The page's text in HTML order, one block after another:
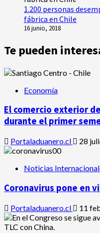
1.200 personas
fábrica en Chile
16 junio, 2018
Te pueden
Economía
El comercio exterior
durante el primer
Portaladuanero.cl 28
Noticias
Coronavirus pone en
Portaladuanero.cl 11